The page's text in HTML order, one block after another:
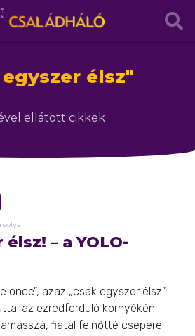
élsz"
ellátott cikkek
– a YOLO-
once”, azaz „csak egyszer élsz”
az ezredforduló környékén
fiatal felnőtté csepere ...